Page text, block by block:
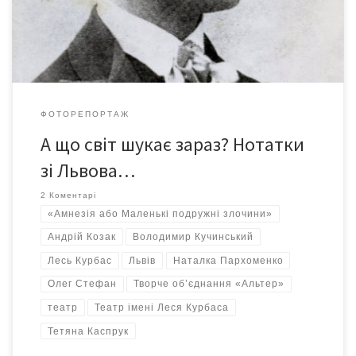
драматурга Еріка-Еммануеля Шмітта «Маленькі подружні
ФОТОРЕПОРТАЖ
А що світ шукає зараз? Нотатки
зі Львова…
2 Коментарі
«Амнезія або Маленькі подружні злочини»
Андрій Козак Володимир Кучинський
Лесь Курбас Львів Наталка Пархоменко
Олег Стефан Творче об’єднання «Альтер»
театр Театр імені Леся Курбаса
Тетяна Каспрук